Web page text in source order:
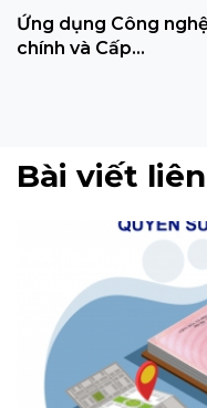
Ứng dụng Công
chính và Cấp...
Bài viết